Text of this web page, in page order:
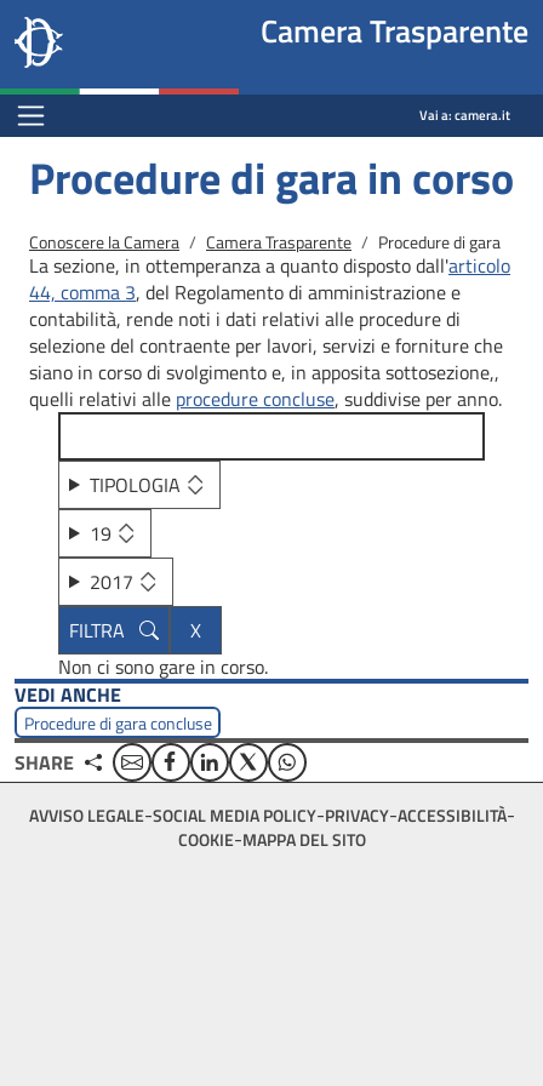
Salta al contenuto principale
Salta al menu di navigazione
Site
header
block
Camera dei deputati
Camera Trasparente
Menu Bar block
Vai a:camera.it
Procedure di gara in corso
Briciole di pane
Conoscere la Camera Camera Trasparente Procedure di gara
La sezione, in ottemperanza a quanto disposto dall'articolo
44, comma 3, del Regolamento di amministrazione e
contabilità, rende noti i dati relativi alle procedure di
selezione del contraente per lavori, servizi e forniture che
siano in corso di svolgimento e, in apposita sottosezione,,
quelli relativi alle procedure concluse, suddivise per anno.
TIPOLOGIA
19
2017
Non ci sono gare in corso.
VEDI ANCHE
Procedure di gara concluse
SHARE EmailFacebookLinkedinTwitterWhatsApp
Footer
bottom
AVVISO LEGALE SOCIAL MEDIA POLICY PRIVACY ACCESSIBILITÀ
COOKIE MAPPA DEL SITO
Fine pagina
Salta al contenuto principale
Salta al menu di navigazione
Vai a inizio pagina